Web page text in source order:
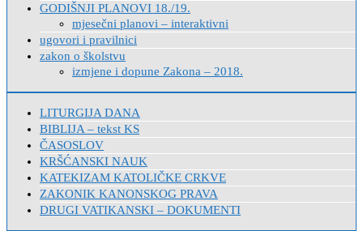
GODIŠNJI PLANOVI 18./19.
mjesečni planovi – interaktivni
ugovori i pravilnici
zakon o školstvu
izmjene i dopune Zakona – 2018.
LITURGIJA DANA
BIBLIJA – tekst KS
ČASOSLOV
KRŠĆANSKI NAUK
KATEKIZAM KATOLIČKE CRKVE
ZAKONIK KANONSKOG PRAVA
DRUGI VATIKANSKI – DOKUMENTI